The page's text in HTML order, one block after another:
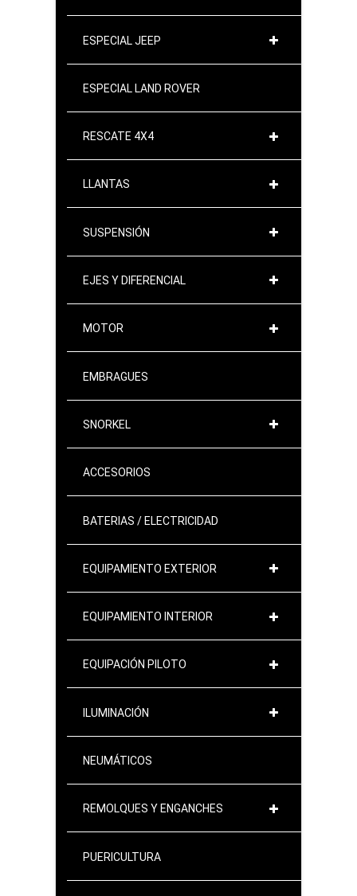
ESPECIAL JEEP
ESPECIAL LAND ROVER
RESCATE 4X4
LLANTAS
SUSPENSIÓN
EJES Y DIFERENCIAL
MOTOR
EMBRAGUES
SNORKEL
ACCESORIOS
BATERIAS / ELECTRICIDAD
EQUIPAMIENTO EXTERIOR
EQUIPAMIENTO INTERIOR
EQUIPACIÓN PILOTO
ILUMINACIÓN
NEUMÁTICOS
REMOLQUES Y ENGANCHES
PUERICULTURA